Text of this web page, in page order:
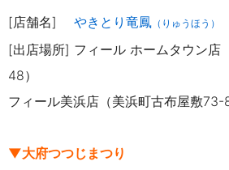
[店舗名] やきとり竜鳳 （りゅうほう）
[出店場所] フィール ホームタウン店
48）
フィール美浜店（美浜町古布屋敷73-8
▼大府つつじまつり